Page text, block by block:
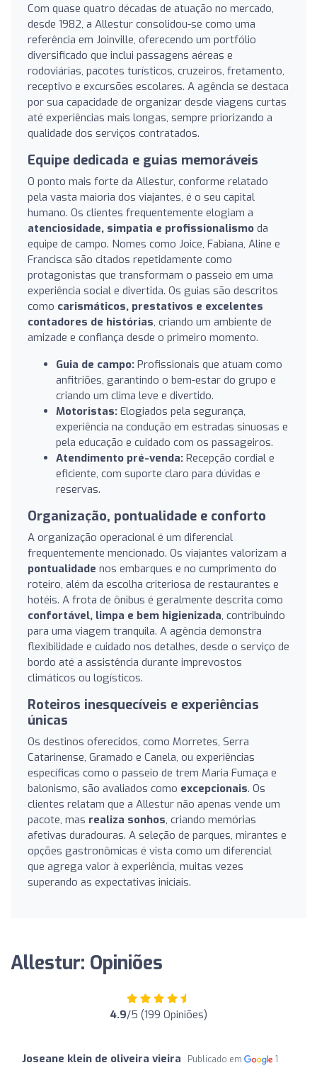
Com quase quatro décadas de atuação no mercado,
desde 1982, a Allestur consolidou-se como uma
referência em Joinville, oferecendo um portfólio
diversificado que inclui passagens aéreas e
rodoviárias, pacotes turísticos, cruzeiros, fretamento,
receptivo e excursões escolares. A agência se destaca
por sua capacidade de organizar desde viagens curtas
até experiências mais longas, sempre priorizando a
qualidade dos serviços contratados.
Equipe dedicada e guias memoráveis
O ponto mais forte da Allestur, conforme relatado
pela vasta maioria dos viajantes, é o seu capital
humano. Os clientes frequentemente elogiam a
atenciosidade, simpatia e profissionalismo da
equipe de campo. Nomes como Joice, Fabiana, Aline e
Francisca são citados repetidamente como
protagonistas que transformam o passeio em uma
experiência social e divertida. Os guias são descritos
como carismáticos, prestativos e excelentes
contadores de histórias, criando um ambiente de
amizade e confiança desde o primeiro momento.
Guia de campo: Profissionais que atuam como
anfitriões, garantindo o bem-estar do grupo e
criando um clima leve e divertido.
Motoristas: Elogiados pela segurança,
experiência na condução em estradas sinuosas e
pela educação e cuidado com os passageiros.
Atendimento pré-venda: Recepção cordial e
eficiente, com suporte claro para dúvidas e
reservas.
Organização, pontualidade e conforto
A organização operacional é um diferencial
frequentemente mencionado. Os viajantes valorizam a
pontualidade nos embarques e no cumprimento do
roteiro, além da escolha criteriosa de restaurantes e
hotéis. A frota de ônibus é geralmente descrita como
confortável, limpa e bem higienizada, contribuindo
para uma viagem tranquila. A agência demonstra
flexibilidade e cuidado nos detalhes, desde o serviço de
bordo até a assistência durante imprevostos
climáticos ou logísticos.
Roteiros inesquecíveis e experiências
únicas
Os destinos oferecidos, como Morretes, Serra
Catarinense, Gramado e Canela, ou experiências
específicas como o passeio de trem Maria Fumaça e
balonismo, são avaliados como excepcionais. Os
clientes relatam que a Allestur não apenas vende um
pacote, mas realiza sonhos, criando memórias
afetivas duradouras. A seleção de parques, mirantes e
opções gastronômicas é vista como um diferencial
que agrega valor à experiência, muitas vezes
superando as expectativas iniciais.
Allestur: Opiniões
4.9/5 (199 Opiniões)
Joseane klein de oliveira vieira Publicado em
1